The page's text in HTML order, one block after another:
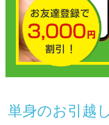
単身のお引越